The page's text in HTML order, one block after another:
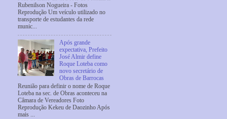
Rubenilson Nogueira - Fotos
Reprodução Um veículo utilizado no
transporte de estudantes da rede
munic...
Após grande
expectativa, Prefeito
José Almir define
Roque Loteba como
novo secretário de
Obras de Barrocas
Reunião para definir o nome de Roque
Loteba na sec. de Obras aconteceu na
Câmara de Vereadores Foto
Reprodução Kekeu de Daozinho Após
mais ...